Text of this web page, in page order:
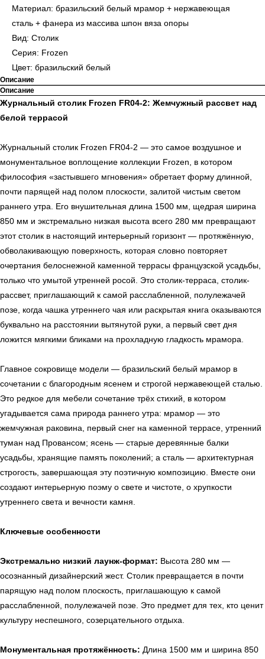
Материал: бразильский белый мрамор + нержавеющая
сталь + фанера из массива шпон вяза опоры
Вид: Столик
Серия: Frozen
Цвет: бразильский белый
Описание
Описание
Журнальный столик Frozen FR04-2: Жемчужный рассвет над
белой террасой
Журнальный столик Frozen FR04-2 — это самое воздушное и
монументальное воплощение коллекции Frozen, в котором
философия «застывшего мгновения» обретает форму длинной,
почти парящей над полом плоскости, залитой чистым светом
раннего утра. Его внушительная длина 1500 мм, щедрая ширина
850 мм и экстремально низкая высота всего 280 мм превращают
этот столик в настоящий интерьерный горизонт — протяжённую,
обволакивающую поверхность, которая словно повторяет
очертания белоснежной каменной террасы французской усадьбы,
только что умытой утренней росой. Это столик-терраса, столик-
рассвет, приглашающий к самой расслабленной, полулежачей
позе, когда чашка утреннего чая или раскрытая книга оказываются
буквально на расстоянии вытянутой руки, а первый свет дня
ложится мягкими бликами на прохладную гладкость мрамора.
Главное сокровище модели — бразильский белый мрамор в
сочетании с благородным ясенем и строгой нержавеющей сталью.
Это редкое для мебели сочетание трёх стихий, в котором
угадывается сама природа раннего утра: мрамор — это
жемчужная раковина, первый снег на каменной террасе, утренний
туман над Провансом; ясень — старые деревянные балки
усадьбы, хранящие память поколений; а сталь — архитектурная
строгость, завершающая эту поэтичную композицию. Вместе они
создают интерьерную поэму о свете и чистоте, о хрупкости
утреннего света и вечности камня.
Ключевые особенности
Экстремально низкий лаунж-формат: Высота 280 мм —
осознанный дизайнерский жест. Столик превращается в почти
парящую над полом плоскость, приглашающую к самой
расслабленной, полулежачей позе. Это предмет для тех, кто ценит
культуру неспешного, созерцательного отдыха.
Монументальная протяжённость: Длина 1500 мм и ширина 850